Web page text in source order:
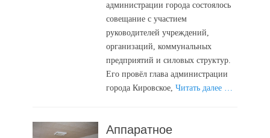
администрации города состоялось
совещание с участием
руководителей учреждений,
организаций, коммунальных
предприятий и силовых структур.
Его провёл глава администрации
города Кировское,Читать далее …
Аппаратное